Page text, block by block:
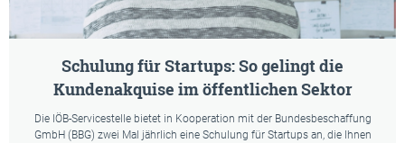
Schulung für Startups: So gelingt die
Kundenakquise im öffentlichen Sektor
Die IÖB-Servicestelle bietet in Kooperation mit der Bundesbeschaffung
GmbH (BBG) zwei Mal jährlich eine Schulung für Startups an, die Ihnen